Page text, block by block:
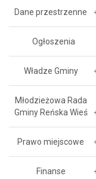
Dane przestrzenne
Ogłoszenia
Władze Gminy
Młodzieżowa Rada
Gminy Reńska Wieś
Prawo miejscowe
Finanse